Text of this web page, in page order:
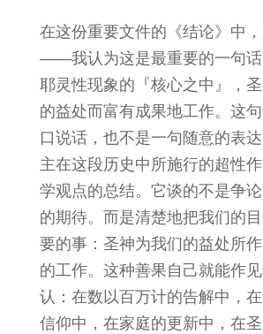
在这份重要文件的《结论》中
——我认为这是最重要的一句话
耶灵性现象的『核心之中』，
的益处而富有成果地工作。这
口说话，也不是一句随意的表
主在这段历史中所施行的超性
学观点的总结。它谈的不是争
的期待。而是清楚地把我们的
要的事：圣神为我们的益处所
的工作。这种善果自己就能作
认：在数以百万计的告解中，
信仰中，在家庭的更新中，在